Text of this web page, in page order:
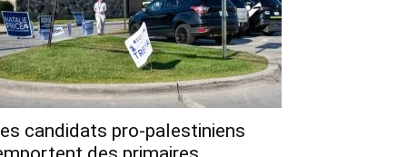
candidats pro-palestiniens